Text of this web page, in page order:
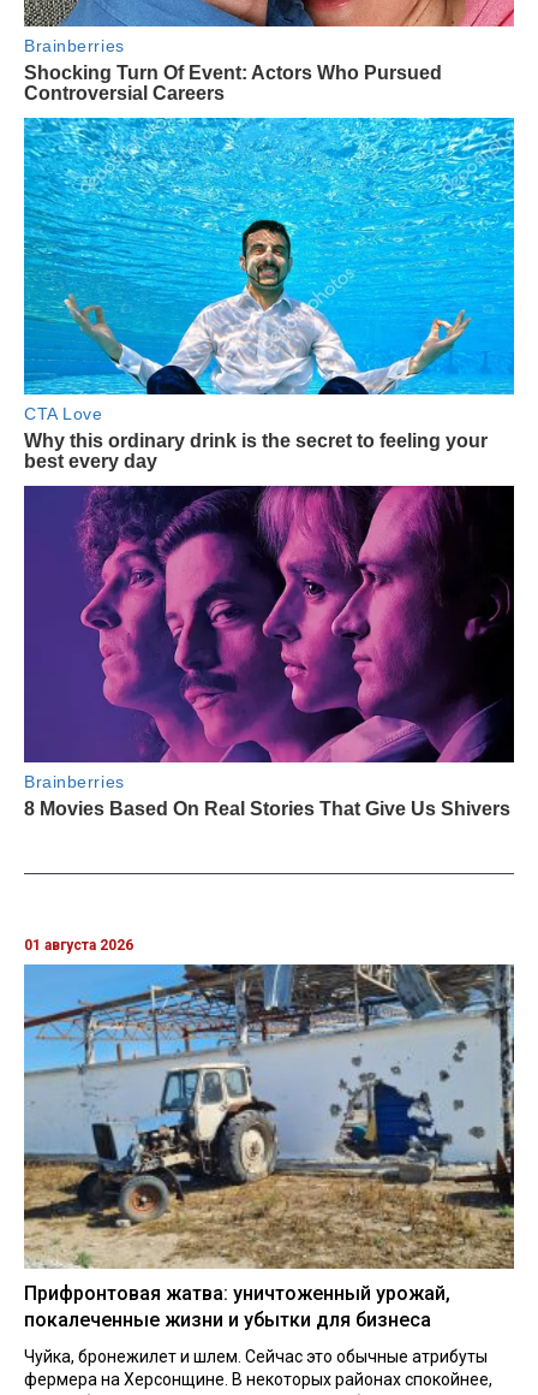
01 августа 2026
Прифронтовая жатва: уничтоженный урожай,
покалеченные жизни и убытки для бизнеса
Чуйка, бронежилет и шлем. Сейчас это обычные атрибуты
фермера на Херсонщине. В некоторых районах спокойнее,